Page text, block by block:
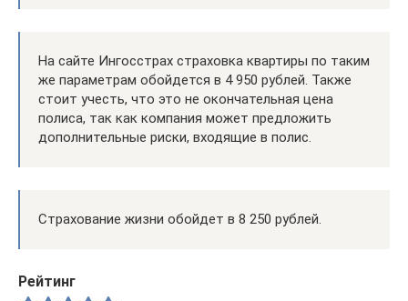
На сайте Ингосстрах страховка квартиры по таким
же параметрам обойдется в 4 950 рублей. Также
стоит учесть, что это не окончательная цена
полиса, так как компания может предложить
дополнительные риски, входящие в полис.
Страхование жизни обойдет в 8 250 рублей.
Рейтинг